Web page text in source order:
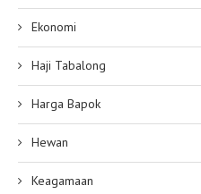
Ekonomi
Haji Tabalong
Harga Bapok
Hewan
Keagamaan